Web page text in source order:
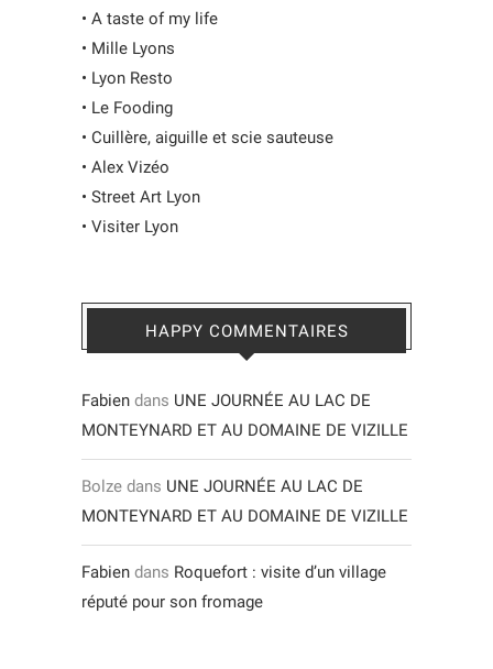
• A taste of my life
• Mille Lyons
• Lyon Resto
• Le Fooding
• Cuillère, aiguille et scie sauteuse
• Alex Vizéo
• Street Art Lyon
• Visiter Lyon
HAPPY COMMENTAIRES
Fabien dans UNE JOURNÉE AU LAC DE
MONTEYNARD ET AU DOMAINE DE VIZILLE
Bolze dans UNE JOURNÉE AU LAC DE
MONTEYNARD ET AU DOMAINE DE VIZILLE
Fabien dans Roquefort : visite d’un village
réputé pour son fromage